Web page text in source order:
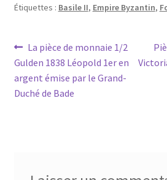
Étiquettes : Basile II, Empire Byzantin,
La pièce de monnaie 1/2
Gulden 1838 Léopold 1er en
argent émise par le Grand-
Duché de Bade